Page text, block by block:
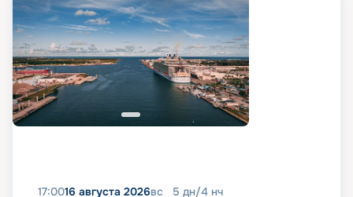
17:0016 августа 2026вс 5 дн/4 нч